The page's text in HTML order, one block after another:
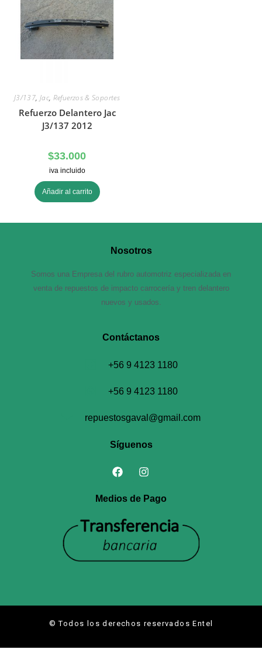
J3/137, Jac, Refuerzos & Soportes
Refuerzo Delantero Jac
J3/137 2012
$33.000
iva incluido
Añadir al carrito
Nosotros
Somos una Empresa del rubro automotriz especializada en
venta de repuestos de impacto carrocería y tren delantero
nuevos y usados.
Contáctanos​
+56 9 4123 1180
+56 9 4123 1180
repuestosgaval@gmail.com
Síguenos
Medios de Pago
© Todos los derechos reservados Entel